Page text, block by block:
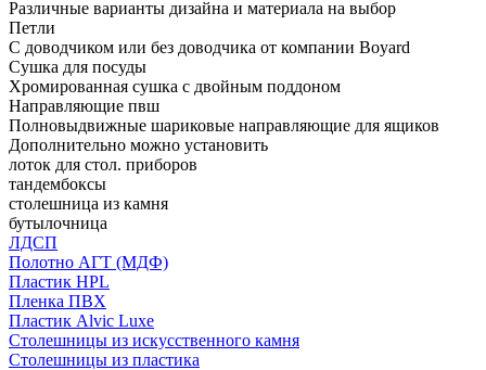
Различные варианты дизайна и материала на выбор
Петли
С доводчиком или без доводчика от компании Boyard
Сушка для посуды
Хромированная сушка с двойным поддоном
Направляющие пвш
Полновыдвижные шариковые направляющие для ящиков
Дополнительно можно установить
лоток для стол. приборов
тандембоксы
столешница из камня
бутылочница
ЛДСП
Полотно АГТ (МДФ)
Пластик HPL
Пленка ПВХ
Пластик Alvic Luxe
Столешницы из искусственного камня
Столешницы из пластика